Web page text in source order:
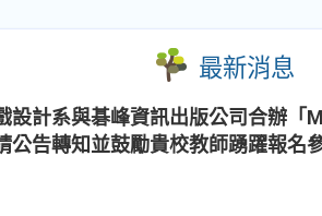
最新消息
設計系與碁峰資訊出版公司合辦
公告轉知並鼓勵貴校教師踴躍報名